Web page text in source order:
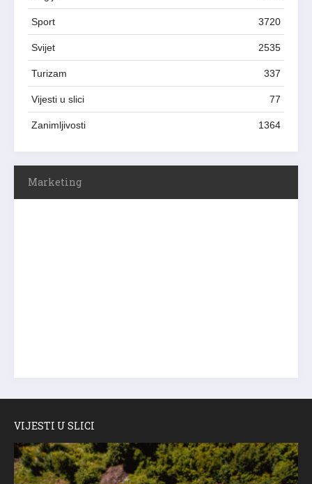
Sport 3720
Svijet 2535
Turizam 337
Vijesti u slici 77
Zanimljivosti 1364
Marketing
VIJESTI U SLICI